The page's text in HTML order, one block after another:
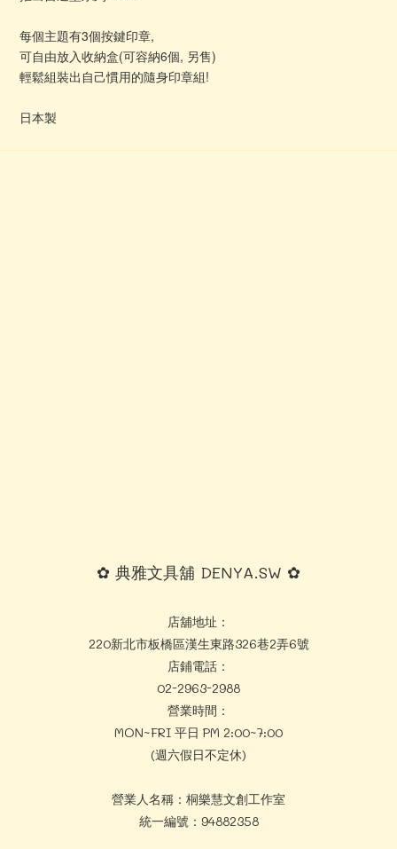
每個主題有3個按鍵印章,
可自由放入收納盒(可容納6個, 另售)
輕鬆組裝出自己慣用的隨身印章組!
日本製
✿ 典雅文具舖 DENYA.SW ✿
店舖地址：
220新北市板橋區漢生東路326巷2弄6號
店鋪電話：
02-2963-2988
營業時間：
MON~FRI 平日 PM 2:00~7:00
(週六假日不定休)
營業人名稱：桐樂慧文創工作室
統一編號：94882358